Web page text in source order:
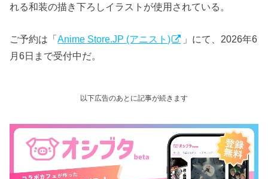
れる和装の描き下ろしイラストが使用されている。
ご予約は「Anime Store.JP (アニスト)
」にて、2026年6
月6日まで受付中だ。
以下広告のあとに記事が続きます